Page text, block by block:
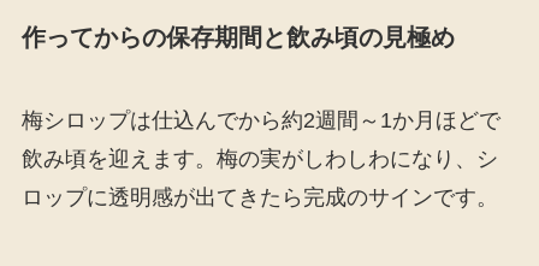
作ってからの保存期間と飲み頃の見極め
梅シロップは仕込んでから約2週間～1か月ほどで
飲み頃を迎えます。梅の実がしわしわになり、シ
ロップに透明感が出てきたら完成のサインです。